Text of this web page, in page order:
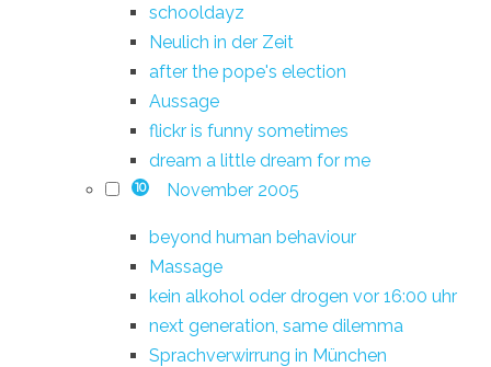
schooldayz
Neulich in der Zeit
after the pope's election
Aussage
flickr is funny sometimes
dream a little dream for me
10 November 2005
beyond human behaviour
Massage
kein alkohol oder drogen vor 16:00 uhr
next generation, same dilemma
Sprachverwirrung in München